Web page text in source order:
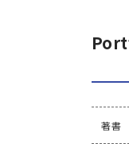
著書